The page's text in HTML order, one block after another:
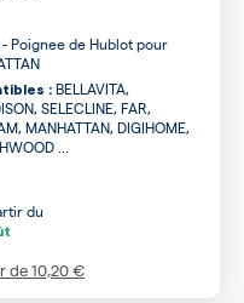
Poignee de Hublot pour
: BELLAVITA,
SELECLINE, FAR,
MANHATTAN, DIGIHOME,
...
du
de10,20 €